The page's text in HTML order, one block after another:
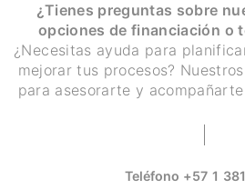
¿Tienes preguntas sobre
opciones de financiación o
¿Necesitas ayuda para
mejorar tus procesos?
para asesorarte y
Teléfono +57 1